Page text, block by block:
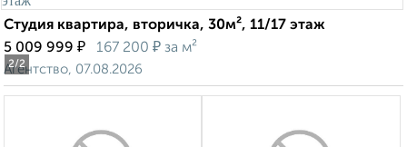
2/2
Студия квартира, вторичка, 30м², 11/17 этаж
5 009 999 ₽ 167 200 ₽ за м²
Агентство, 07.08.2026